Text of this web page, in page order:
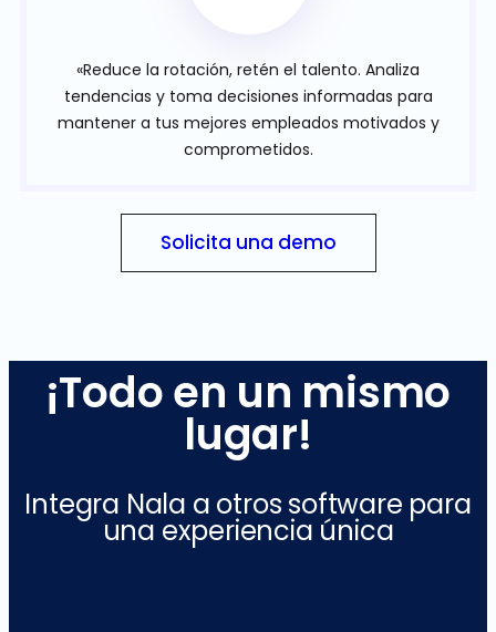
«Reduce la rotación, retén el talento. Analiza
tendencias y toma decisiones informadas para
mantener a tus mejores empleados motivados y
comprometidos.
Solicita una demo
¡Todo en un mismo
lugar!
Integra Nala a otros software para
una experiencia única